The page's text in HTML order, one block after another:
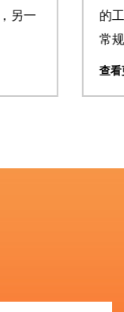
目前有两种效果可以